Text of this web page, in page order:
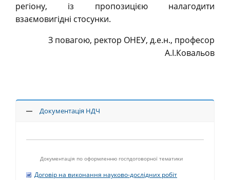
регіону, із пропозицією налагодити
взаємовигідні стосунки.
З повагою, ректор ОНЕУ, д.е.н., професор
А.І.Ковальов
Документація НДЧ
Документація по оформленню госпдоговорної тематики
Договір на виконання науково-дослідних робіт